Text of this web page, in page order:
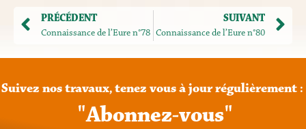
PRÉCÉDENT
Connaissance de l’Eure n°78
SUIVANT
Connaissance de l’Eure n°80
Suivez nos travaux, tenez vous à jour régulièrement :
"Abonnez-vous"